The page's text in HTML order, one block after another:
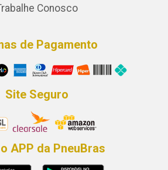
Conosco
de Pagamento
Site Seguro
APP da PneuBras